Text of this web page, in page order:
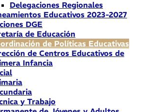
Delegaciones Regionales
Educativos 2023-2027
DGE
de Educación
de Políticas Educativas
de Centros Educativos de
Infancia
y Trabajo